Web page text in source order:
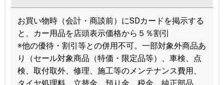
お買い物時（会計・商談前）にSDカードを掲示する
と、カー用品を店頭表示価格から５％割引
※他の優待・割引等との併用不可。一部対象外商品あ
り（セール対象商品（特価・限定品等）、車検、点
検、取付取外、修理、施工等のメンテナンス費用、